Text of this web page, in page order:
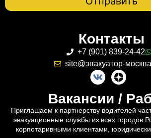
Контакты
+7 (901) 839-24-42
site@эвакуатор-
Вакансии /
Приглашаем к партнерству водителей
эвакуационные службы из всех городов
корпотаривными клиентами,